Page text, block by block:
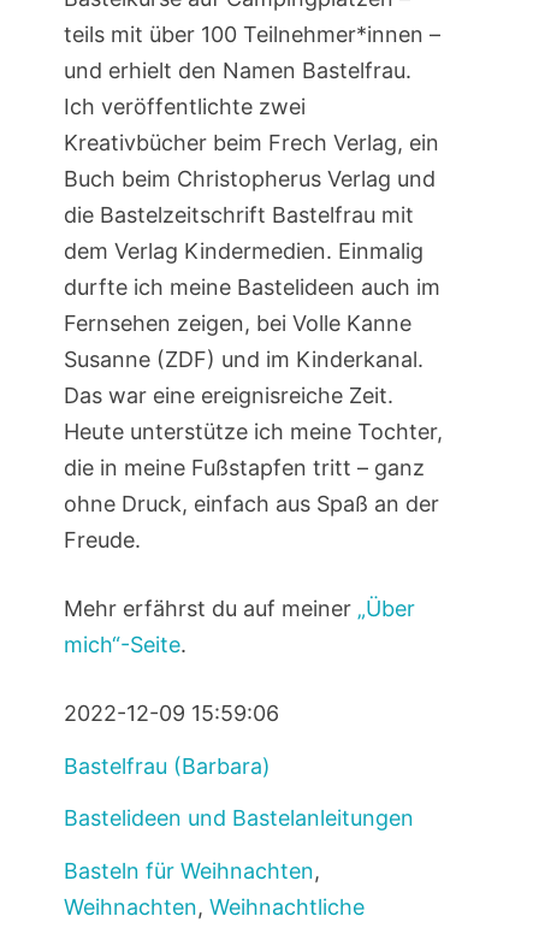
teils mit über 100 Teilnehmer*innen –
und erhielt den Namen Bastelfrau.
Ich veröffentlichte zwei
Kreativbücher beim Frech Verlag, ein
Buch beim Christopherus Verlag und
die Bastelzeitschrift Bastelfrau mit
dem Verlag Kindermedien. Einmalig
durfte ich meine Bastelideen auch im
Fernsehen zeigen, bei Volle Kanne
Susanne (ZDF) und im Kinderkanal.
Das war eine ereignisreiche Zeit.
Heute unterstütze ich meine Tochter,
die in meine Fußstapfen tritt – ganz
ohne Druck, einfach aus Spaß an der
Freude.
Mehr erfährst du auf meiner „Über
mich“-Seite.
2022-12-09 15:59:06
Bastelfrau (Barbara)
Bastelideen und Bastelanleitungen
Basteln für Weihnachten,
Weihnachten, Weihnachtliche